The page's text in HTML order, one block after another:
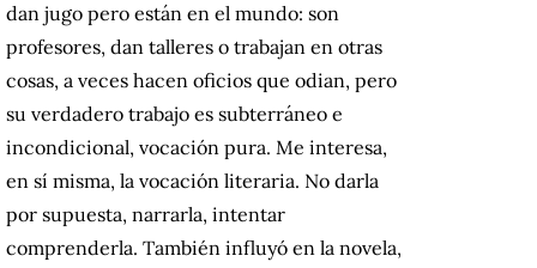
dan jugo pero están en el mundo: son
profesores, dan talleres o trabajan en otras
cosas, a veces hacen oficios que odian, pero
su verdadero trabajo es subterráneo e
incondicional, vocación pura. Me interesa,
en sí misma, la vocación literaria. No darla
por supuesta, narrarla, intentar
comprenderla. También influyó en la novela,